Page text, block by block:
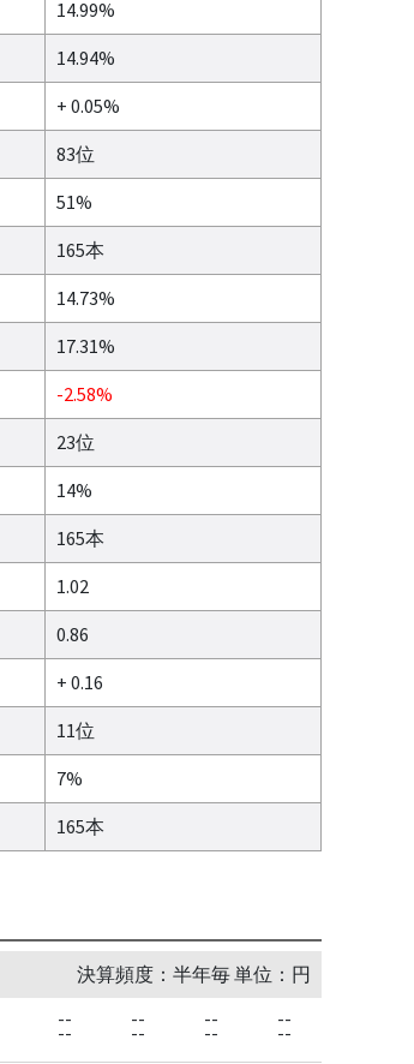
14.99%
14.94%
+ 0.05%
83位
51%
165本
14.73%
17.31%
-2.58%
23位
14%
165本
1.02
0.86
+ 0.16
11位
7%
165本
決算頻度：半年毎 単位：円
--
--
--
--
--
--
--
--